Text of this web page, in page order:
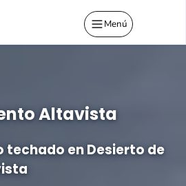
Menú
Altavista
techado en Desierto de